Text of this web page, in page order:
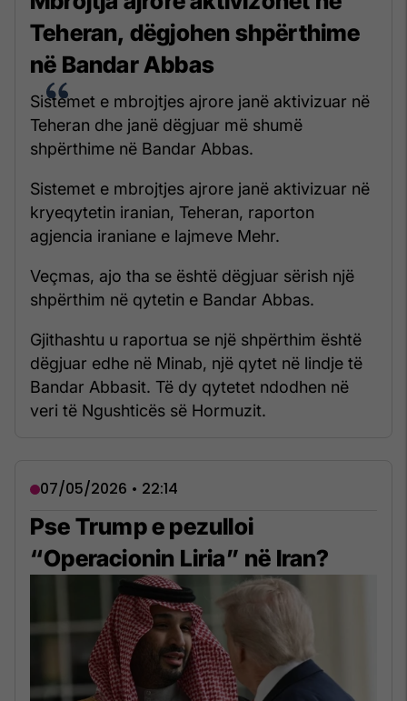
Teheran, dëgjohen shpërthime
në Bandar Abbas
Sistemet e mbrojtjes ajrore janë aktivizuar në
Teheran dhe janë dëgjuar më shumë
shpërthime në Bandar Abbas.
Sistemet e mbrojtjes ajrore janë aktivizuar në
kryeqytetin iranian, Teheran, raporton
agjencia iraniane e lajmeve Mehr.
Veçmas, ajo tha se është dëgjuar sërish një
shpërthim në qytetin e Bandar Abbas.
Gjithashtu u raportua se një shpërthim është
dëgjuar edhe në Minab, një qytet në lindje të
Bandar Abbasit. Të dy qytetet ndodhen në
veri të Ngushticës së Hormuzit.
07/05/2026 • 22:14
Pse Trump e pezulloi
“Operacionin Liria” në Iran?